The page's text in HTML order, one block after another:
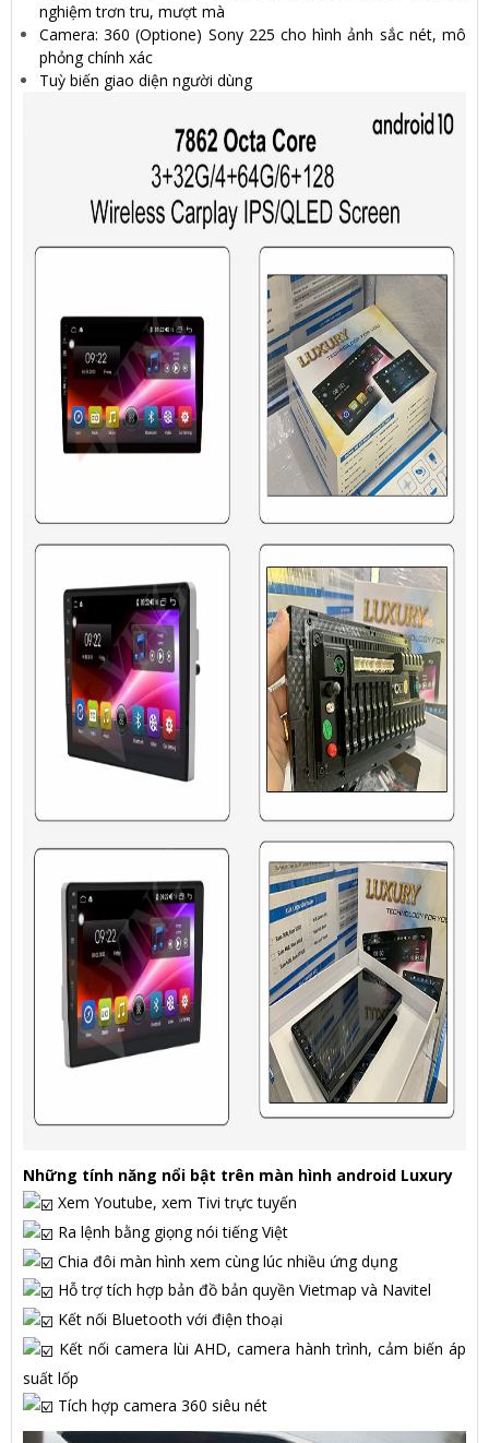
nghiệm trơn tru, mượt mà
Camera: 360 (Optione) Sony 225 cho hình ảnh sắc nét, mô
phỏng chính xác
Tuỳ biến giao diện người dùng
Những tính năng nổi bật trên màn hình android Luxury
Xem Youtube, xem Tivi trực tuyến
Ra lệnh bằng giọng nói tiếng Việt
Chia đôi màn hình xem cùng lúc nhiều ứng dụng
Hỗ trợ tích hợp bản đồ bản quyền Vietmap và Navitel
Kết nối Bluetooth với điện thoại
Kết nối camera lùi AHD, camera hành trình, cảm biến áp
suất lốp
Tích hợp camera 360 siêu nét